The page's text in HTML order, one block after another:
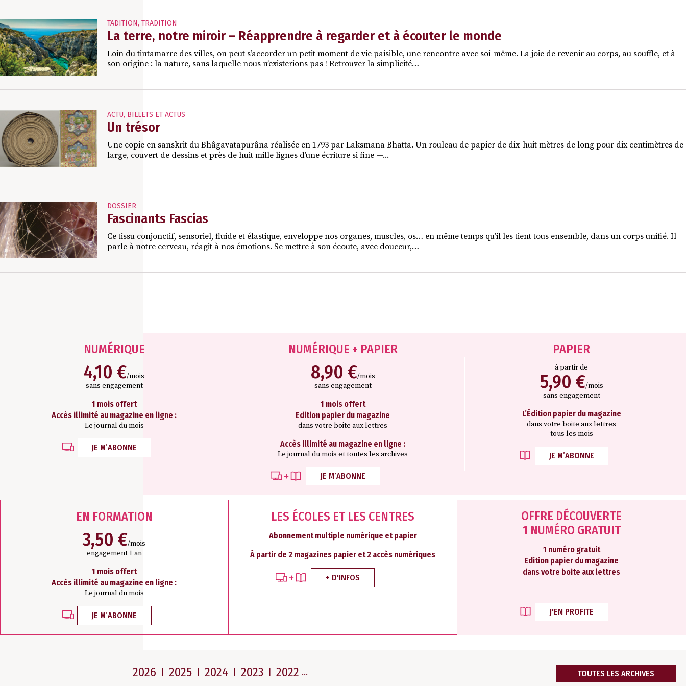
TADITION, TRADITION
La terre, notre miroir – Réapprendre à regarder et à écouter le monde
Loin du tintamarre des villes, on peut s’accorder un petit moment de vie paisible, une rencontre avec soi-même. La joie de revenir au corps, au souffle, et à
son origine : la nature, sans laquelle nous n’existerions pas ! Retrouver la simplicité…
ACTU, BILLETS ET ACTUS
Un trésor
Une copie en sanskrit du Bhâgavatapurâna réalisée en 1793 par Laksmana Bhatta. Un rouleau de papier de dix-huit mètres de long pour dix centimètres de
large, couvert de dessins et près de huit mille lignes d’une écriture si fine —...
DOSSIER
Fascinants Fascias
Ce tissu conjonctif, sensoriel, fluide et élastique, enveloppe nos organes, muscles, os… en même temps qu’il les tient tous ensemble, dans un corps unifié. Il
parle à notre cerveau, réagit à nos émotions. Se mettre à son écoute, avec douceur,…
NUMÉRIQUE
4,10 €/mois
sans engagement
1 mois offert
Accès illimité au magazine en ligne :
Le journal du mois
JE M’ABONNE
NUMÉRIQUE + PAPIER
8,90 €/mois
sans engagement
1 mois offert
Edition papier du magazine
dans votre boite aux lettres
Accès illimité au magazine en ligne :
Le journal du mois et toutes les archives
JE M’ABONNE
PAPIER
à partir de
5,90 €/mois
sans engagement
L’Édition papier du magazine
dans votre boite aux lettres
tous les mois
JE M’ABONNE
EN FORMATION
3,50 €/mois
engagement 1 an
1 mois offert
Accès illimité au magazine en ligne :
Le journal du mois
JE M’ABONNE
LES ÉCOLES ET LES CENTRES
Abonnement multiple numérique et papier
À partir de 2 magazines papier et 2 accès numériques
+ D'INFOS
OFFRE DÉCOUVERTE
1 NUMÉRO GRATUIT
1 numéro gratuit
Edition papier du magazine
dans votre boite aux lettres
J'EN PROFITE
2026 2025 2024 2023 2022 TOUTES LES ARCHIVES